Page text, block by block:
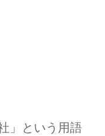
」という用語